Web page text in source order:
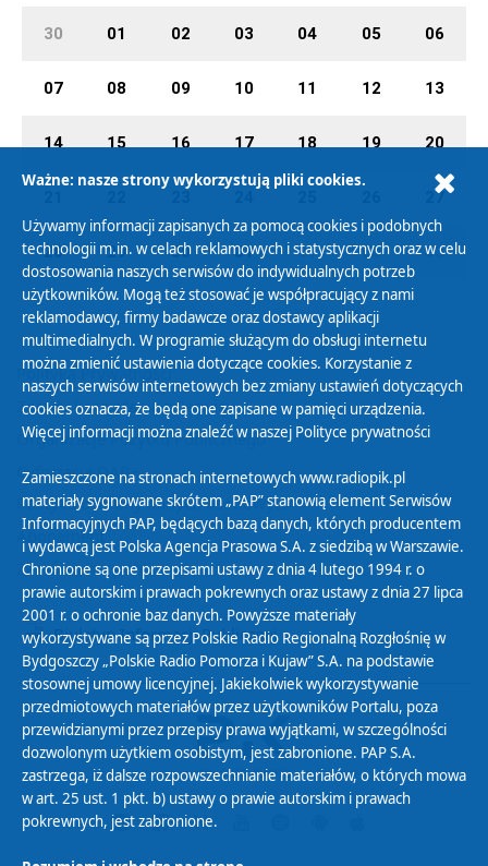
30 01 02 03 04 05 06
07 08 09 10 11 12 13
14 15 16 17 18 19 20
27
28 29 30 31 01 02 03
Polityka Prywatności
Zasady korzystania z Serwisu
Organizacje Pożytku Publicznego
Cyfryzacja DAB+
Polityka ochrony danych osobowych
Abonament
Zamówienia publiczne
Biuletyn Informacji Publicznej
Ważne: nasze strony wykorzystują pliki cookies.
Używamy informacji zapisanych za pomocą cookies i podobnych
technologii m.in. w celach reklamowych i statystycznych oraz w celu
dostosowania naszych serwisów do indywidualnych potrzeb
użytkowników. Mogą też stosować je współpracujący z nami
reklamodawcy, firmy badawcze oraz dostawcy aplikacji
multimedialnych. W programie służącym do obsługi internetu
można zmienić ustawienia dotyczące cookies. Korzystanie z
naszych serwisów internetowych bez zmiany ustawień dotyczących
cookies oznacza, że będą one zapisane w pamięci urządzenia.
Więcej informacji można znaleźć w naszej Polityce prywatności
Zamieszczone na stronach internetowych www.radiopik.pl
materiały sygnowane skrótem „PAP” stanowią element Serwisów
Informacyjnych PAP, będących bazą danych, których producentem
i wydawcą jest Polska Agencja Prasowa S.A. z siedzibą w Warszawie.
Chronione są one przepisami ustawy z dnia 4 lutego 1994 r. o
prawie autorskim i prawach pokrewnych oraz ustawy z dnia 27 lipca
2001 r. o ochronie baz danych. Powyższe materiały
wykorzystywane są przez Polskie Radio Regionalną Rozgłośnię w
Bydgoszczy „Polskie Radio Pomorza i Kujaw” S.A. na podstawie
stosownej umowy licencyjnej. Jakiekolwiek wykorzystywanie
przedmiotowych materiałów przez użytkowników Portalu, poza
przewidzianymi przez przepisy prawa wyjątkami, w szczególności
dozwolonym użytkiem osobistym, jest zabronione. PAP S.A.
zastrzega, iż dalsze rozpowszechnianie materiałów, o których mowa
w art. 25 ust. 1 pkt. b) ustawy o prawie autorskim i prawach
pokrewnych, jest zabronione.